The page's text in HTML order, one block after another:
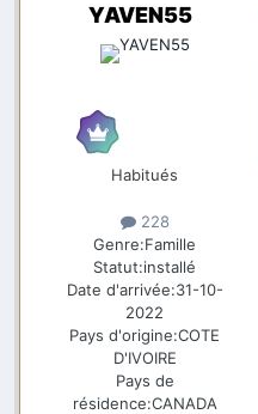
YAVEN55
Habitués
228
Genre:Famille
Statut:installé
Date d'arrivée:31-10-
2022
Pays d'origine:COTE
D'IVOIRE
Pays de
résidence:CANADA